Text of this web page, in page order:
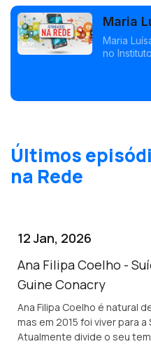
Maria
EUA
Maria
no
Últimos
na Rede
12 Jan, 2026
Ana Filipa Coelho -
Guine Conacry
Ana Filipa Coelho é natural
mas em 2015 foi viver para a
Atualmente divide o seu